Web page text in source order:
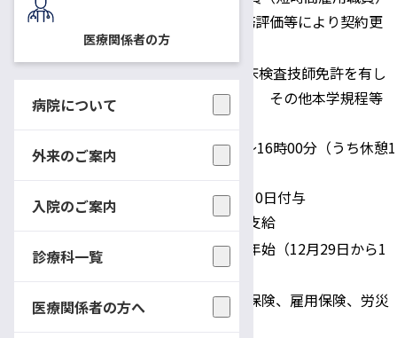
身分
1事業年度契約。勤務評価等により契約更
新の可能性あり。
給与・勤務時間
時給： 1,190円（臨床検査技師免許を有し
ない方は1,050円） その他本学規程等
勤務時間：9時00分～16時00分（うち休憩1
時間）（応相談）
年次休暇：採用日に10日付与
その他：通勤手当等支給
休日
土・日・祝日・年末年始（12月29日から1
適用保険
健康保険、厚生年金保険、雇用保険、労災
医療関係者の方
病院について
外来のご案内
入院のご案内
診療科一覧
医療関係者の方へ